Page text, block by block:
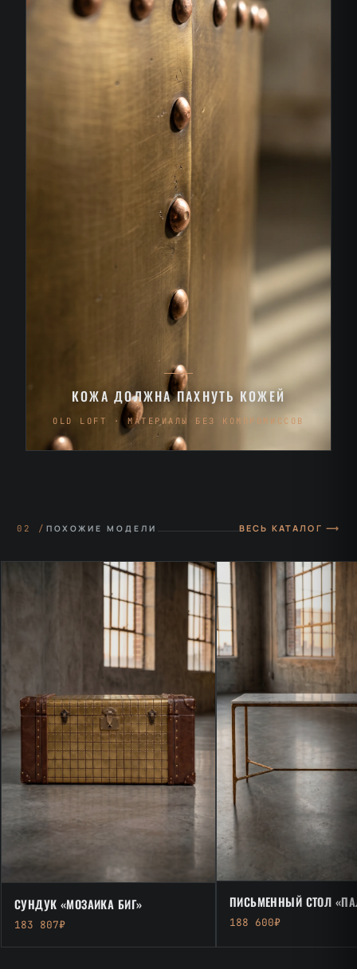
КОЖА ДОЛЖНА ПАХНУТЬ КОЖЕЙ
OLD LOFT · МАТЕРИАЛЫ БЕЗ КОМПРОМИССОВ
02 / ПОХОЖИЕ МОДЕЛИ ВЕСЬ КАТАЛОГ ⟶
СУНДУК «МОЗАИКА БИГ»
183 807₽
ПИСЬМЕННЫЙ СТОЛ
188 600₽